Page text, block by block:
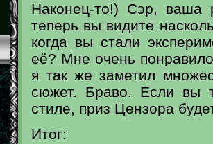
Наконец-то!) Сэр, ваша
теперь вы видите
когда вы стали
её? Мне очень
я так же заметил
сюжет. Браво. Если вы
стиле, приз Цензора
Итог: